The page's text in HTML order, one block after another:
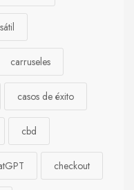
carruseles
casos de éxito
cbd
checkout